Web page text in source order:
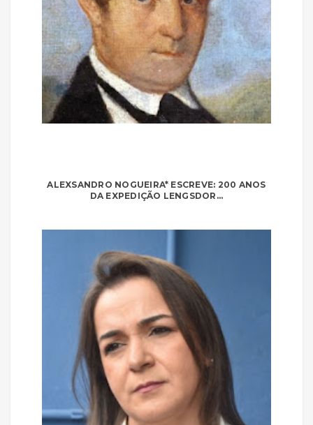
ALEXSANDRO NOGUEIRA* ESCREVE: 200 ANOS
DA EXPEDIÇÃO LENGSDOR...